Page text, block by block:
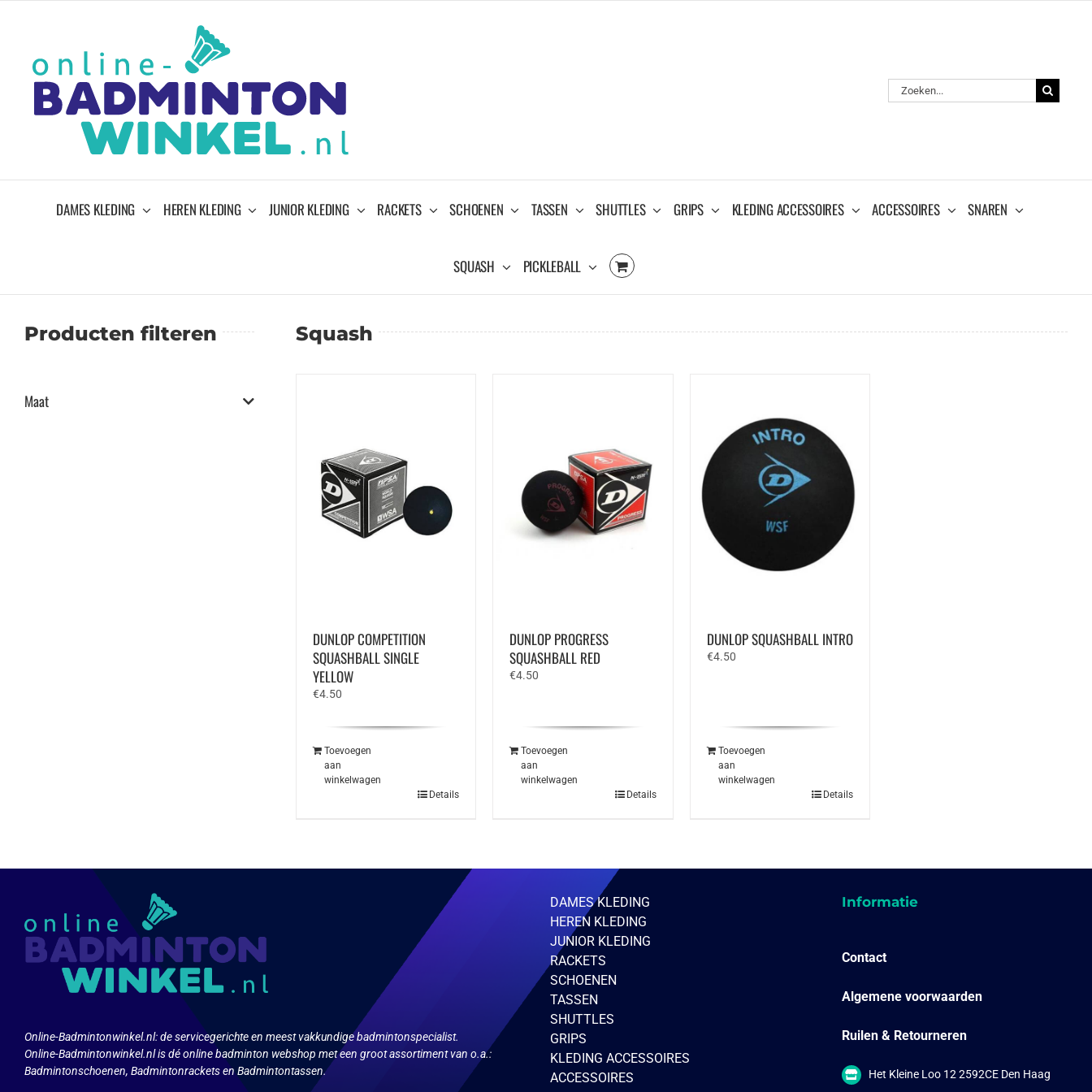
Zoeken
naar:
DAMES KLEDING HEREN KLEDING JUNIOR KLEDING RACKETS SCHOENEN TASSEN SHUTTLES GRIPS KLEDING ACCESSOIRES ACCESSOIRES SNAREN
SQUASH PICKLEBALL
Producten filteren
Maat
Squash
DUNLOP COMPETITION
SQUASHBALL SINGLE
YELLOW
€4.50
Toevoegen
aan
winkelwagen
Details
DUNLOP PROGRESS
SQUASHBALL RED
€4.50
Toevoegen
aan
winkelwagen
Details
DUNLOP SQUASHBALL INTRO
€4.50
Toevoegen
aan
winkelwagen
Details
Online-Badmintonwinkel.nl:de servicegerichte en meest vakkundige badmintonspecialist.
Online-Badmintonwinkel.nl is dé online badminton webshop met een groot assortiment van o.a.:
Badmintonschoenen, Badmintonrackets en Badmintontassen.
DAMES KLEDING
HEREN KLEDING
JUNIOR KLEDING
RACKETS
SCHOENEN
TASSEN
SHUTTLES
GRIPS
KLEDING ACCESSOIRES
ACCESSOIRES
Informatie
Contact
Algemene voorwaarden
Ruilen & Retourneren
Het Kleine Loo 12 2592CE Den Haag